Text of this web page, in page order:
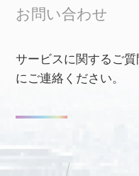
お問い合わせ
サービスに関するご
にご連絡ください。